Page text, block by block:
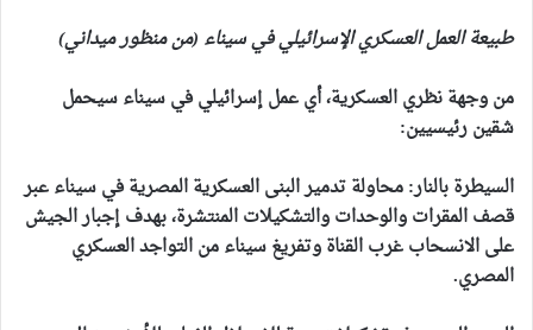
طبيعة العمل العسكري الإسرائيلي في سيناء (من منظور ميداني)
من وجهة نظري العسكرية، أي عمل إسرائيلي في سيناء سيحمل
شقين رئيسيين:
السيطرة بالنار: محاولة تدمير البنى العسكرية المصرية في سيناء عبر
قصف المقرات والوحدات والتشكيلات المنتشرة، بهدف إجبار الجيش
على الانسحاب غرب القناة وتفريغ سيناء من التواجد العسكري
المصري.